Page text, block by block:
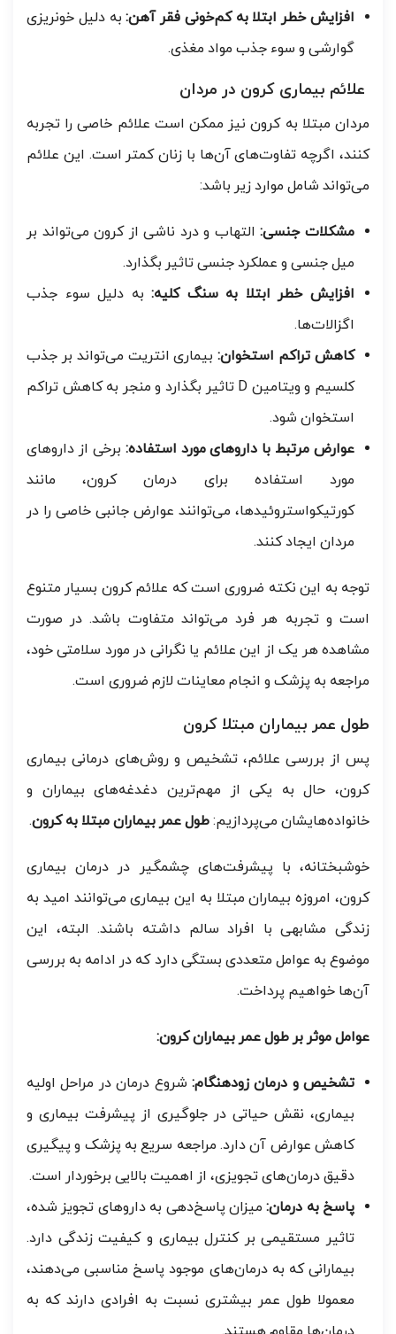
افزایش خطر ابتلا به کم‌خونی فقر آهن:به دلیل خونریزی
گوارشی و سوء جذب مواد مغذی.
علائم بیماری کرون در مردان
مردان مبتلا به کرون نیز ممکن است علائم خاصی را تجربه
کنند، اگرچه تفاوت‌های آن‌ها با زنان کمتر است. این علائم
می‌تواند شامل موارد زیر باشد:
مشکلات جنسی:التهاب و درد ناشی از کرون می‌تواند بر
میل جنسی و عملکرد جنسی تاثیر بگذارد.
افزایش خطر ابتلا به سنگ کلیه:به دلیل سوء جذب
اگزالات‌ها.
کاهش تراکم استخوان:بیماری انتریت می‌تواند بر جذب
کلسیم و ویتامین D تاثیر بگذارد و منجر به کاهش تراکم
استخوان شود.
عوارض مرتبط با داروهای مورد استفاده: برخی از داروهای
مورد استفاده برای درمان کرون، مانند
کورتیکواستروئیدها، می‌توانند عوارض جانبی خاصی را در
مردان ایجاد کنند.
توجه به این نکته ضروری است که علائم کرون بسیار متنوع
است و تجربه هر فرد می‌تواند متفاوت باشد. در صورت
مشاهده هر یک از این علائم یا نگرانی در مورد سلامتی خود،
مراجعه به پزشک و انجام معاینات لازم ضروری است.
طول عمر بیماران مبتلا کرون
پس از بررسی علائم، تشخیص و روش‌های درمانی بیماری
کرون، حال به یکی از مهم‌ترین دغدغه‌های بیماران و
خانواده‌هایشان می‌پردازیم:طول عمر بیماران مبتلا به کرون.
خوشبختانه، با پیشرفت‌های چشمگیر در درمان بیماری
کرون، امروزه بیماران مبتلا به این بیماری می‌توانند امید به
زندگی مشابهی با افراد سالم داشته باشند. البته، این
موضوع به عوامل متعددی بستگی دارد که در ادامه به بررسی
آن‌ها خواهیم پرداخت.
عوامل موثر بر طول عمر بیماران کرون:
تشخیص و درمان زودهنگام: شروع درمان در مراحل اولیه
بیماری، نقش حیاتی در جلوگیری از پیشرفت بیماری و
کاهش عوارض آن دارد. مراجعه سریع به پزشک و پیگیری
دقیق درمان‌های تجویزی، از اهمیت بالایی برخوردار است.
پاسخ به درمان:میزان پاسخ‌دهی به داروهای تجویز شده،
تاثیر مستقیمی بر کنترل بیماری و کیفیت زندگی دارد.
بیمارانی که به درمان‌های موجود پاسخ مناسبی می‌دهند،
معمولا طول عمر بیشتری نسبت به افرادی دارند که به